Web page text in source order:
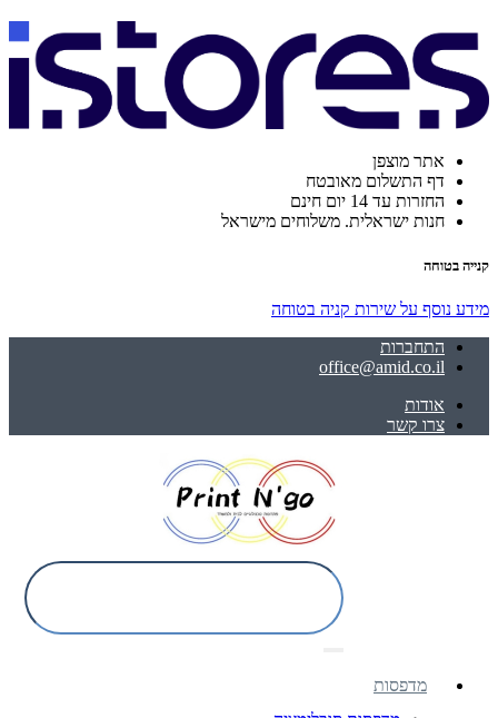
אתר מוצפן
דף התשלום מאובטח
החזרות עד 14 יום חינם
חנות ישראלית. משלוחים מישראל
קנייה בטוחה
מידע נוסף על שירות קניה בטוחה
התחברות
office@amid.co.il
אודות
צרו קשר
מדפסות